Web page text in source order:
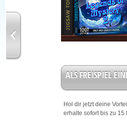
ALS FREISPIEL
Hol dir jetzt deine
erhalte sofort bis zu 15